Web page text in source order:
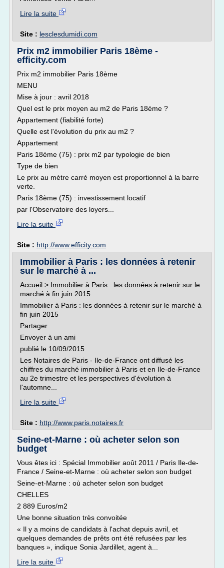
Lire la suite
Site : lesclesdumidi.com
Prix m2 immobilier Paris 18ème -
efficity.com
Prix m2 immobilier Paris 18ème
MENU
Mise à jour : avril 2018
Quel est le prix moyen au m2 de Paris 18ème ?
Appartement (fiabilité forte)
Quelle est l'évolution du prix au m2 ?
Appartement
Paris 18ème (75) : prix m2 par typologie de bien
Type de bien
Le prix au mètre carré moyen est proportionnel à la barre
verte.
Paris 18ème (75) : investissement locatif
par l'Observatoire des loyers...
Lire la suite
Site : http://www.efficity.com
Immobilier à Paris : les données à retenir
sur le marché à ...
Accueil > Immobilier à Paris : les données à retenir sur le
marché à fin juin 2015
Immobilier à Paris : les données à retenir sur le marché à
fin juin 2015
Partager
Envoyer à un ami
publié le 10/09/2015
Les Notaires de Paris - Ile-de-France ont diffusé les
chiffres du marché immobilier à Paris et en Ile-de-France
au 2e trimestre et les perspectives d'évolution à
l'automne...
Lire la suite
Site : http://www.paris.notaires.fr
Seine-et-Marne : où acheter selon son
budget
Vous êtes ici : Spécial Immobilier août 2011 / Paris Ile-de-
France / Seine-et-Marne : où acheter selon son budget
Seine-et-Marne : où acheter selon son budget
CHELLES
2 889 Euros/m2
Une bonne situation très convoitée
« Il y a moins de candidats à l'achat depuis avril, et
quelques demandes de prêts ont été refusées par les
banques », indique Sonia Jardillet, agent à...
Lire la suite